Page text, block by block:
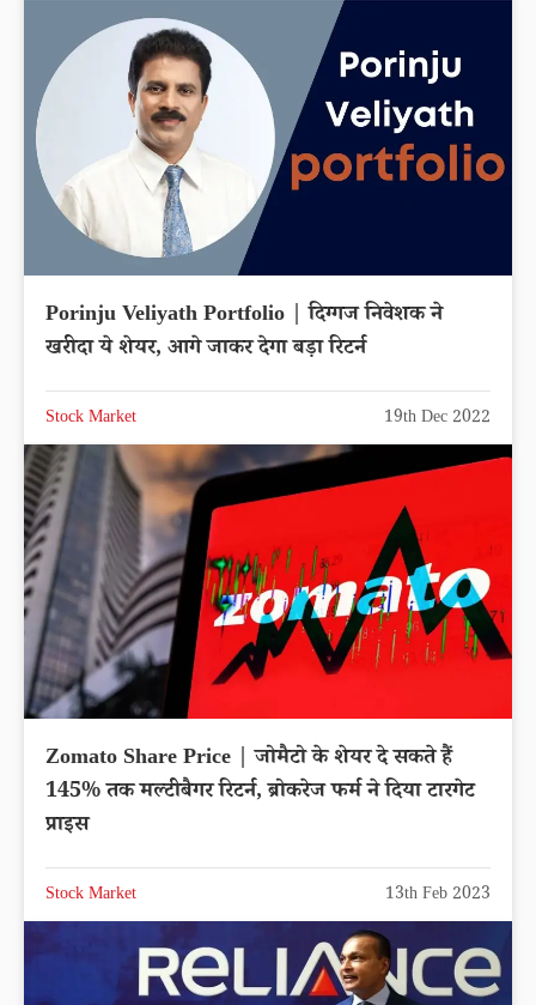
Porinju Veliyath Portfolio | दिग्गज निवेशक ने
खरीदा ये शेयर, आगे जाकर देगा बड़ा रिटर्न
Stock Market 19th Dec 2022
Zomato Share Price | जोमैटो के शेयर दे सकते हैं
145% तक मल्टीबैगर रिटर्न, ब्रोकरेज फर्म ने दिया टारगेट
प्राइस
Stock Market 13th Feb 2023